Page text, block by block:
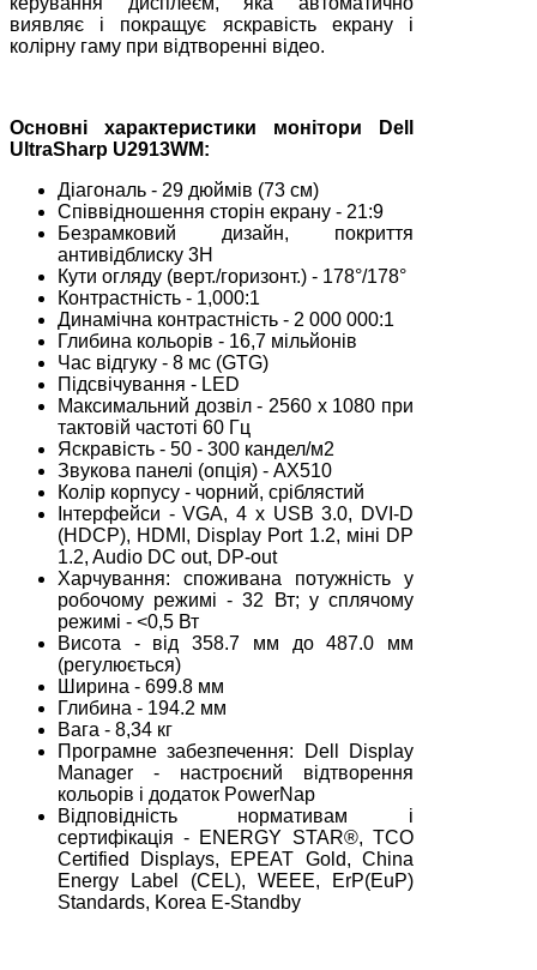
виявляє і покращує яскравість екрану і
колірну гаму при відтворенні відео.
Основні характеристики монітори Dell
UltraSharp U2913WM:
Діагональ - 29 дюймів (73 см)
Співвідношення сторін екрану - 21:9
Безрамковий дизайн, покриття
антивідблиску 3H
Кути огляду (верт./горизонт.) - 178°/178°
Контрастність - 1,000:1
Динамічна контрастність - 2 000 000:1
Глибина кольорів - 16,7 мільйонів
Час відгуку - 8 мс (GTG)
Підсвічування - LED
Максимальний дозвіл - 2560 x 1080 при
тактовій частоті 60 Гц
Яскравість - 50 - 300 кандел/м2
Звукова панелі (опція) - AX510
Колір корпусу - чорний, сріблястий
Інтерфейси - VGA, 4 х USB 3.0, DVI-D
(HDCP), HDMI, Display Port 1.2, міні DP
1.2, Audio DC out, DP-out
Харчування: споживана потужність у
робочому режимі - 32 Вт; у сплячому
режимі - <0,5 Вт
Висота - від 358.7 мм до 487.0 мм
(регулюється)
Ширина - 699.8 мм
Глибина - 194.2 мм
Вага - 8,34 кг
Програмне забезпечення: Dell Display
Manager - настроєний відтворення
кольорів і додаток PowerNap
Відповідність нормативам і
сертифікація - ENERGY STAR®, TCO
Certified Displays, EPEAT Gold, China
Energy Label (CEL), WEEE, ErP(EuP)
Standards, Korea E-Standby